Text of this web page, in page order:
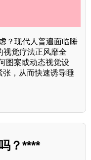
？现代人普遍面临睡
视觉疗法正风靡全
图案或动态视觉设
，从而快速诱导睡
？****